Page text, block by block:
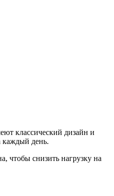
классический дизайн и
каждый день.
чтобы снизить нагрузку на